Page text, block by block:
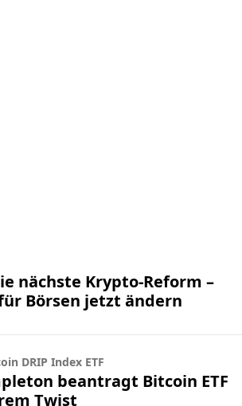
nächste Krypto-Reform –
Börsen jetzt ändern
DRIP Index ETF
beantragt Bitcoin ETF
Twist